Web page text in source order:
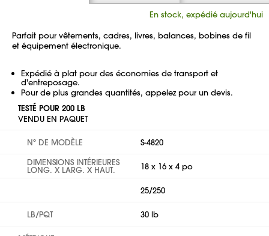
En stock, expédié aujourd'hui
Parfait pour vêtements, cadres, livres, balances, bobines de fil
et équipement électronique.
Expédié à plat pour des économies de transport et
d'entreposage.
Pour de plus grandes quantités, appelez pour un devis.
TESTÉ POUR 200 LB
VENDU EN PAQUET
Nº DE MODÈLE
S-4820
DIMENSIONS INTÉRIEURES
LONG. X LARG. X HAUT. 18 x 16 x 4 po
25/250
LB/PQT 30 lb